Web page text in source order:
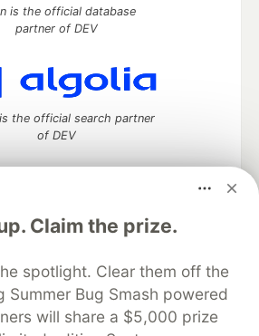
Claim the prize.
spotlight. Clear them off the
Summer Bug Smash powered
will share a $5,000 prize
is the official database
partner of DEV
the official search partner
of DEV
to discuss and keep up software
manage your software career
DEV Help
Advertise on DEV
DEV Showcase About
Contact
Database
DEV Shop
MLH